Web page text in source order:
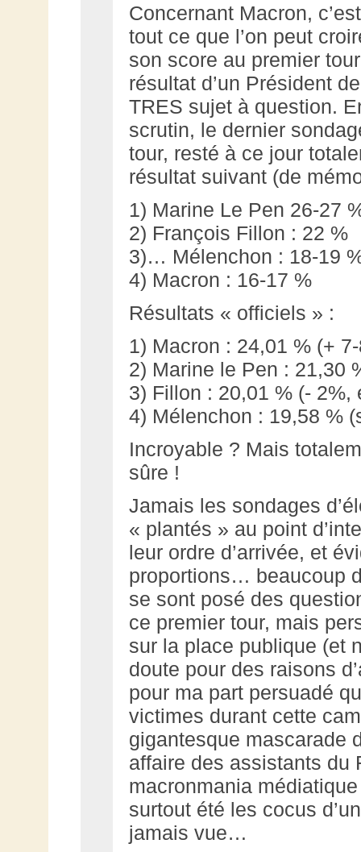
Concernant Macron,
tout ce que l’on peut
son score au premier
résultat d’un Président
TRES sujet à question.
scrutin, le dernier
tour, resté à ce jour
résultat suivant (de
1) Marine Le Pen 26-27
2) François Fillon : 22 %
3)… Mélenchon : 18-19
4) Macron : 16-17 %
Résultats « officiels » :
1) Macron : 24,01 % (+
2) Marine le Pen : 21,30
3) Fillon : 20,01 % (-
4) Mélenchon : 19,58 %
Incroyable ? Mais
sûre !
Jamais les sondages
« plantés » au point
leur ordre d’arrivée, et
proportions… beaucoup
se sont posé des
ce premier tour, mais
sur la place publique (et
doute pour des raisons
pour ma part persuadé
victimes durant cette
gigantesque mascarade
affaire des assistants du
macronmania
surtout été les cocus
jamais vue…